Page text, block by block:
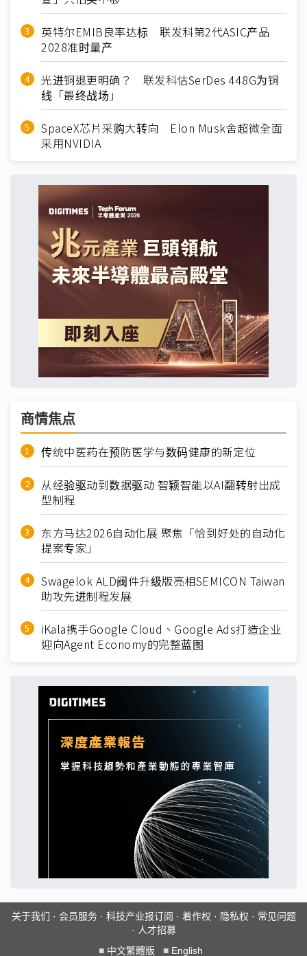
英特尔EMIB良率达标 联发科第2代ASIC产品
2028准时量产
光进铜退更明确？ 联发科估SerDes 448G为铜
线「最终战场」
SpaceX芯片采购大转向 Elon Musk舍超微全面
采用NVIDIA
商情焦点
传统中医药在预防医学与数码健康的新定位
从经验驱动到数据驱动 智颖智能以AI翻转射出成
型制程
东方马达2026自动化展 聚焦「恰到好处的自动化
提案专家」
Swagelok ALD阀件升级版亮相SEMICON Taiwan
助攻先进制程发展
iKala携手Google Cloud、Google Ads打造企业
迎向Agent Economy的完整蓝图
关于我们 · 会员服务· 科技产业报订阅 · 着作权 · 隐私权 · 常见问题
· 人才招募
■ 中文繁體版 ■ English